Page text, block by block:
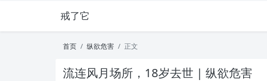
戒了它
首页 纵欲危害 正文
流连风月场所，18岁去世 | 纵欲危害